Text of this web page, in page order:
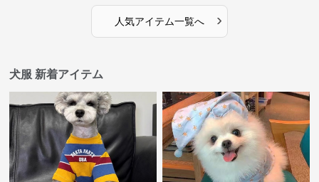
人気アイテム一覧へ ›
犬服 新着アイテム